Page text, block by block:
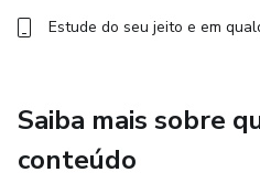
Estude do seu jeito e em
Saiba mais sobre
conteúdo